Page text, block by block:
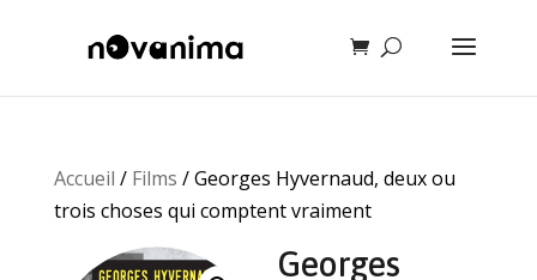
Accueil / Films / Georges Hyvernaud, deux ou
trois choses qui comptent vraiment
Georges